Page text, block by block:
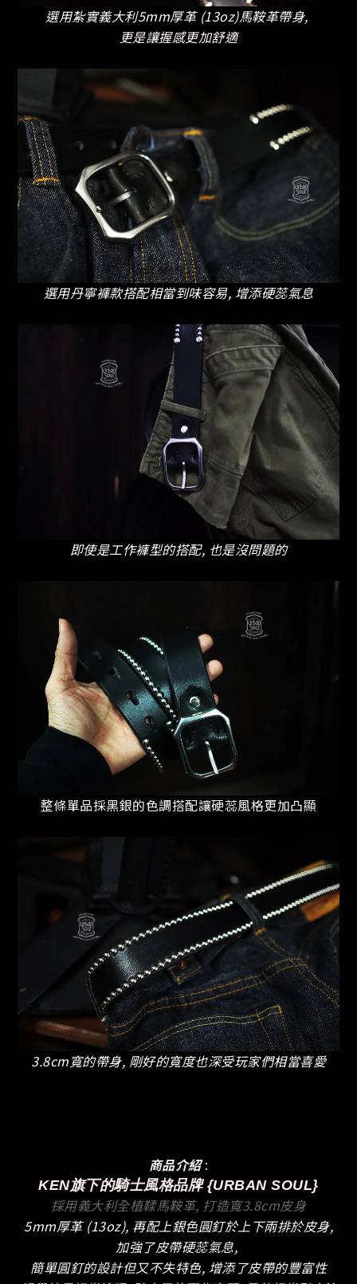
選用紮實義大利5mm厚革 (13oz)馬鞍革帶身,
更是讓握感更加舒適
選用丹寧褲款搭配相當到味容易, 增添硬蕊氣息
即使是工作褲型的搭配, 也是沒問題的
整條單品採黑銀的色調搭配讓硬蕊風格更加凸顯
3.8cm寬的帶身, 剛好的寬度也深受玩家們相當喜愛
商品介紹:
KEN旗下的騎士風格品牌 {URBAN SOUL}
採用義大利全植鞣馬鞍革, 打造寬3.8cm皮身
5mm厚革 (13oz), 再配上銀色圓釘於上下兩排於皮身,
加強了皮帶硬蕊氣息,
簡單圓釘的設計但又不失特色, 增添了皮帶的豐富性